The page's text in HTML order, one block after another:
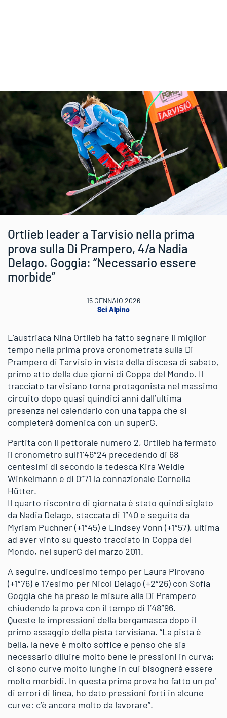
Ortlieb leader a Tarvisio nella prima
prova sulla Di Prampero, 4/a Nadia
Delago. Goggia: “Necessario essere
morbide”
15 GENNAIO 2026
Sci Alpino
L’austriaca Nina Ortlieb ha fatto segnare il miglior
tempo nella prima prova cronometrata sulla Di
Prampero di Tarvisio in vista della discesa di sabato,
primo atto della due giorni di Coppa del Mondo. Il
tracciato tarvisiano torna protagonista nel massimo
circuito dopo quasi quindici anni dall’ultima
presenza nel calendario con una tappa che si
completerà domenica con un superG.
Partita con il pettorale numero 2, Ortlieb ha fermato
il cronometro sull’1’46″24 precedendo di 68
centesimi di secondo la tedesca Kira Weidle
Winkelmann e di 0″71 la connazionale Cornelia
Hütter.
Il quarto riscontro di giornata è stato quindi siglato
da Nadia Delago, staccata di 1″40 e seguita da
Myriam Puchner (+1″45) e Lindsey Vonn (+1″57), ultima
ad aver vinto su questo tracciato in Coppa del
Mondo, nel superG del marzo 2011.
A seguire, undicesimo tempo per Laura Pirovano
(+1″76) e 17esimo per Nicol Delago (+2″26) con Sofia
Goggia che ha preso le misure alla Di Prampero
chiudendo la prova con il tempo di 1’48″96.
Queste le impressioni della bergamasca dopo il
primo assaggio della pista tarvisiana. “La pista è
bella, la neve è molto soffice e penso che sia
necessario diluire molto bene le pressioni in curva;
ci sono curve molto lunghe in cui bisognerà essere
molto morbidi. In questa prima prova ho fatto un po’
di errori di linea, ho dato pressioni forti in alcune
curve: c’è ancora molto da lavorare”.